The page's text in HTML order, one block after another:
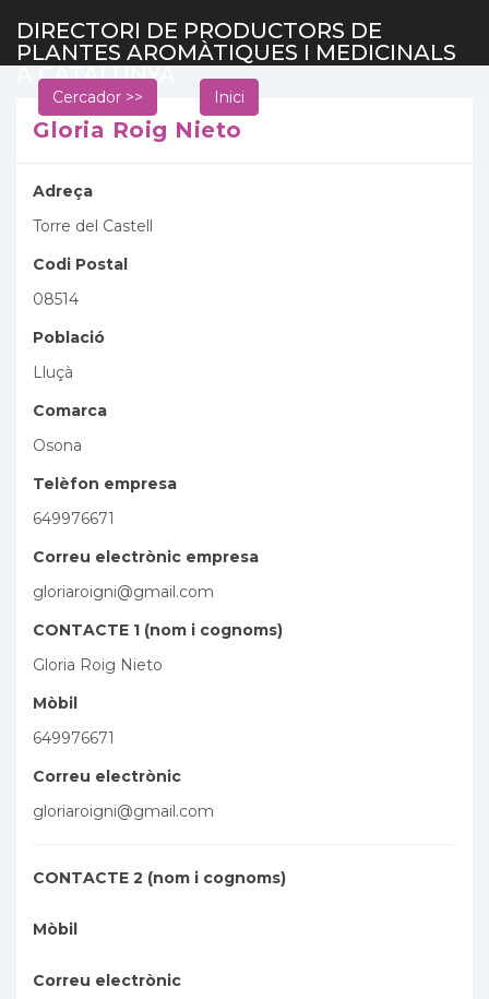
DIRECTORI DE PRODUCTORS DE
PLANTES AROMÀTIQUES I MEDICINALS
A CATALUNYA
Cercador >> Inici
Gloria Roig Nieto
Adreça
Torre del Castell
Codi Postal
08514
Població
Lluçà
Comarca
Osona
Telèfon empresa
649976671
Correu electrònic empresa
gloriaroigni@gmail.com
CONTACTE 1 (nom i cognoms)
Gloria Roig Nieto
Mòbil
649976671
Correu electrònic
gloriaroigni@gmail.com
CONTACTE 2 (nom i cognoms)
Mòbil
Correu electrònic